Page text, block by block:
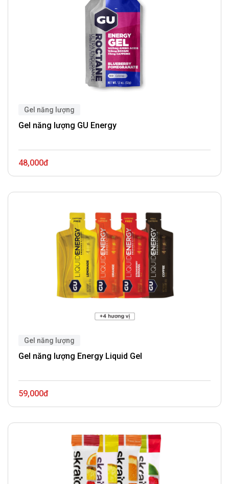
Gel năng lượng
Gel năng lượng GU Energy
48,000đ
Gel năng lượng
Gel năng lượng Energy Liquid Gel
59,000đ